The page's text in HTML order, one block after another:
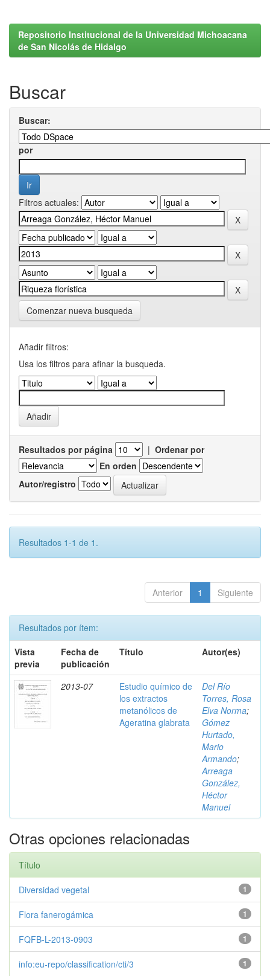
Repositorio Institucional de la Universidad Michoacana
de San Nicolás de Hidalgo
Buscar
Buscar:
por
Filtros actuales:
Comenzar nueva busqueda
Añadir filtros:
Usa los filtros para afinar la busqueda.
Resultados por página | Ordenar por
En orden
Autor/registro
Resultados 1-1 de 1.
Anterior 1 Siguiente
Resultados por ítem:
Vista
previa
Fecha de
publicación
Título Autor(es)
2013-07
Estudio químico de
los extractos
metanólicos de
Ageratina glabrata
Del Río
Torres, Rosa
Elva Norma;
Gómez
Hurtado,
Mario
Armando;
Arreaga
González,
Héctor
Manuel
Otras opciones relacionadas
Título
1
Diversidad vegetal
1
Flora fanerogámica
1
FQFB-L-2013-0903
1
info:eu-repo/classification/cti/3